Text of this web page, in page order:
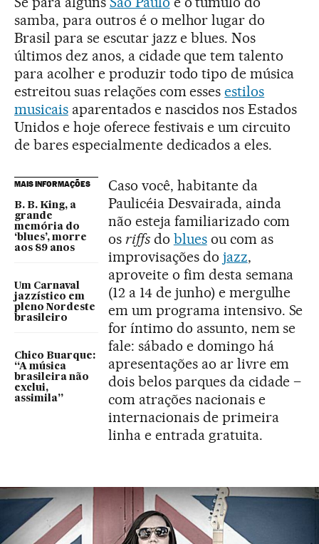
samba, para outros é o melhor lugar do
Brasil para se escutar jazz e blues. Nos
últimos dez anos, a cidade que tem talento
para acolher e produzir todo tipo de música
estreitou suas relações com essesestilos
musicaisaparentados e nascidos nos Estados
Unidos e hoje oferece festivais e um circuito
de bares especialmente dedicados a eles.
MAIS INFORMAÇÕES
B. B. King, a
grande
memória do
‘blues’, morre
aos 89 anos
Um Carnaval
jazzístico em
pleno Nordeste
brasileiro
Chico Buarque:
“A música
brasileira não
exclui,
assimila”
Caso você, habitante da
Paulicéia Desvairada, ainda
não esteja familiarizado com
os riffsdo bluesou com as
improvisações do jazz,
aproveite o fim desta semana
(12 a 14 de junho) e mergulhe
em um programa intensivo. Se
for íntimo do assunto, nem se
fale: sábado e domingo há
apresentações ao ar livre em
dois belos parques da cidade ­–
com atrações nacionais e
internacionais de primeira
linha e entrada gratuita.